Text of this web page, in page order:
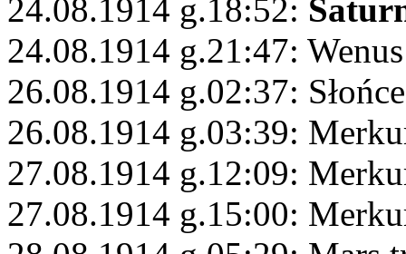
24.08.1914 g.18:52:
24.08.1914 g.21:47:
26.08.1914 g.02:37:
26.08.1914 g.03:39:
27.08.1914 g.12:09:
27.08.1914 g.15:00: